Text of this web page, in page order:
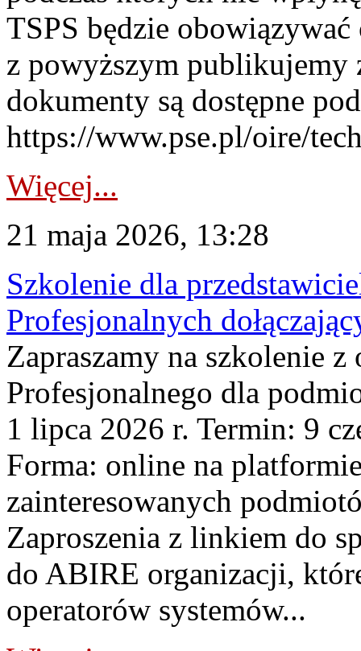
TSPS będzie
z powyższym publikujemy
dokumenty są dostępne
https://www.pse.pl/oire/
Więcej...
21 maja 2026, 13:28
Szkolenie dla
Profesjonalnych
Zapraszamy na szkolenie
Profesjonalnego dla
1 lipca 2026 r. Termin: 9
Forma: online na
zainteresowanych
Zaproszenia z linkiem do
do ABIRE organizacji,
operatorów systemów...